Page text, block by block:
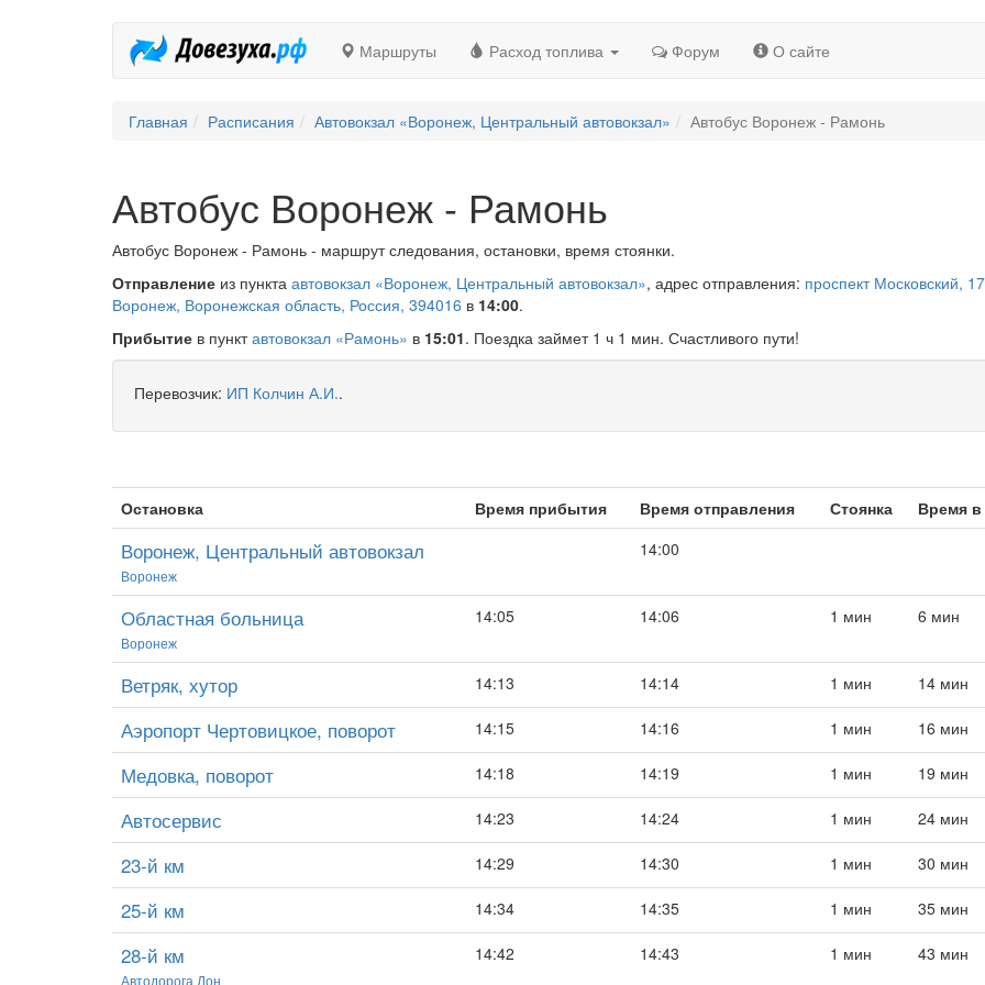
Маршруты Расход топлива Форум О сайте
Главная Расписания Автовокзал «Воронеж, Центральный автовокзал» Автобус Воронеж - Рамонь
Автобус Воронеж - Рамонь
Автобус Воронеж - Рамонь - маршрут следования, остановки, время стоянки.
Отправление из пункта автовокзал «Воронеж, Центральный автовокзал», адрес отправления: проспект Московский,
Воронеж, Воронежская область, Россия, 394016 в 14:00.
Прибытие в пунктавтовокзал «Рамонь» в 15:01. Поездка займет 1 ч 1 мин. Счастливого пути!
Перевозчик: ИП Колчин А.И..
Остановка Время прибытия Время отправления Стоянка Время в
Воронеж, Центральный автовокзал
Воронеж
14:00
Областная больница
Воронеж
14:05 14:06 1 мин 6 мин
Ветряк, хутор 14:13 14:14 1 мин 14 мин
Аэропорт Чертовицкое, поворот 14:15 14:16 1 мин 16 мин
Медовка, поворот 14:18 14:19 1 мин 19 мин
Автосервис 14:23 14:24 1 мин 24 мин
23-й км 14:29 14:30 1 мин 30 мин
25-й км 14:34 14:35 1 мин 35 мин
28-й км
Автодорога Дон
14:42 14:43 1 мин 43 мин